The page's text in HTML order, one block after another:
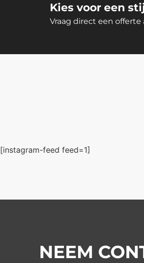
Kies voor een
Vraag direct een offerte
[instagram-feed feed=1]
NEEM